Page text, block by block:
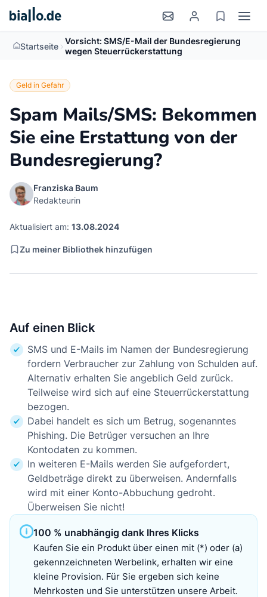
Startseite > Vorsicht: SMS/E-Mail der Bundesregierung
wegen Steuerrückerstattung
Geld in Gefahr
Spam Mails/SMS: Bekommen
Sie eine Erstattung von der
Bundesregierung?
Franziska Baum
Redakteurin
Aktualisiert am: 13.08.2024
Zu meiner Bibliothek hinzufügen
Auf einen Blick
SMS und E-Mails im Namen der Bundesregierung
fordern Verbraucher zur Zahlung von Schulden auf.
Alternativ erhalten Sie angeblich Geld zurück.
Teilweise wird sich auf eine Steuerrückerstattung
bezogen.
Dabei handelt es sich um Betrug, sogenanntes
Phishing. Die Betrüger versuchen an Ihre
Kontodaten zu kommen.
In weiteren E-Mails werden Sie aufgefordert,
Geldbeträge direkt zu überweisen. Andernfalls
wird mit einer Konto-Abbuchung gedroht.
Überweisen Sie nicht!
100 % unabhängig dank Ihres Klicks
Kaufen Sie ein Produkt über einen mit (*) oder (a)
gekennzeichneten Werbelink, erhalten wir eine
kleine Provision. Für Sie ergeben sich keine
Mehrkosten und Sie unterstützen unsere Arbeit.